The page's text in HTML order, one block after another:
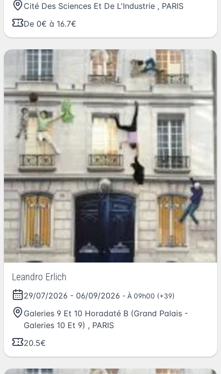
Cité Des Sciences Et De L'Industrie , PARIS
De 0€ à 16.7€
Leandro Erlich
29/07/2026 - 06/09/2026 - À 09h00 (+39)
Galeries 9 Et 10 Horadaté B (Grand Palais -
Galeries 10 Et 9) , PARIS
20.5€